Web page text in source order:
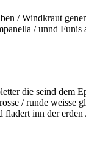
/ Windkraut
/ unnd Funis
die seind dem
/ runde
inn der erden